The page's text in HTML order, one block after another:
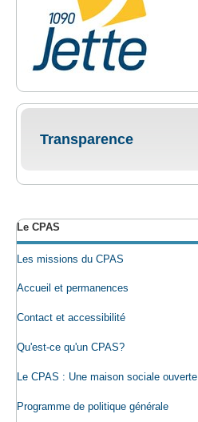
Transparence
Le CPAS
Les missions du CPAS
Accueil et permanences
Contact et accessibilité
Qu'est-ce qu'un CPAS?
Le CPAS : Une maison sociale ouverte
Programme de politique générale